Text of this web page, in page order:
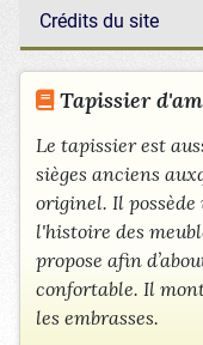
Crédits du site
Tapissier
Le tapissier est
sièges anciens
originel. Il
l'histoire des
propose afin
confortable. Il
les embrasses.